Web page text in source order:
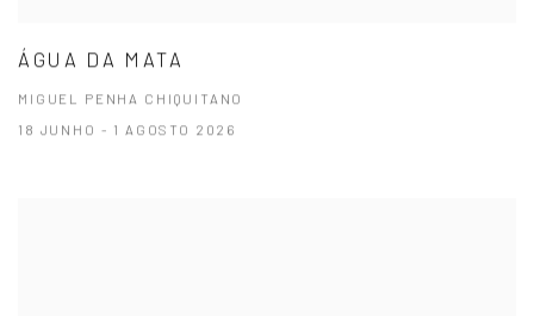
ÁGUA DA MATA
MIGUEL PENHA CHIQUITANO
18 JUNHO - 1 AGOSTO 2026